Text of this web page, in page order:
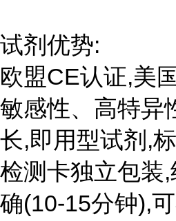
试剂优势:
欧盟CE认证,美
敏感性、高特异
长,即用型试剂,
检测卡独立包装
确(10-15分钟),